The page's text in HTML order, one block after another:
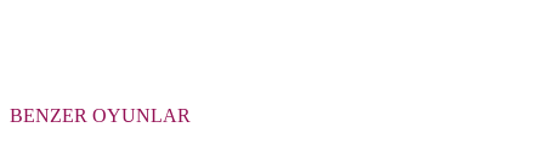
BENZER OYUNLAR